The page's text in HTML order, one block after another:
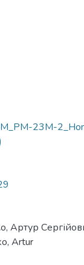
23M-
Артур
Artur